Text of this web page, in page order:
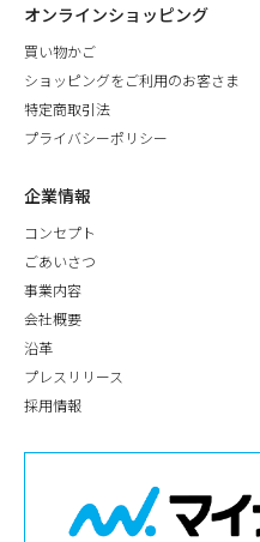
オンラインショッピング
買い物かご
ショッピングをご利用のお客さま
特定商取引法
プライバシーポリシー
企業情報
コンセプト
ごあいさつ
事業内容
会社概要
沿革
プレスリリース
採用情報